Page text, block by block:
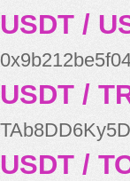
USDT /
USDT /
USDT /